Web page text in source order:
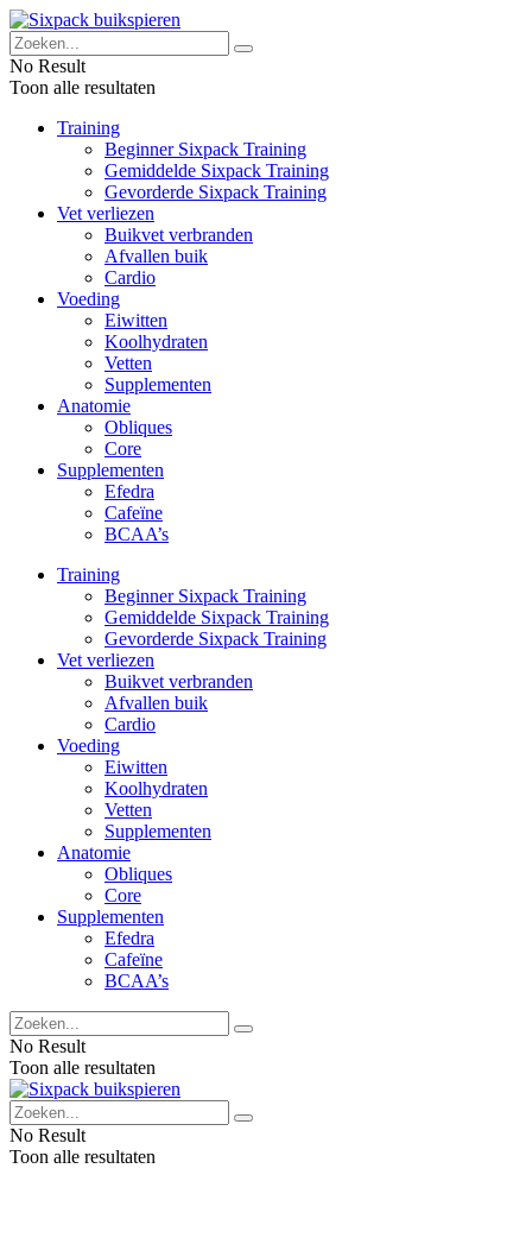
No Result
Toon alle resultaten
Training
Beginner Sixpack Training
Gemiddelde Sixpack Training
Gevorderde Sixpack Training
Vet verliezen
Buikvet verbranden
Afvallen buik
Cardio
Voeding
Eiwitten
Koolhydraten
Vetten
Supplementen
Anatomie
Obliques
Core
Supplementen
Efedra
Cafeïne
BCAA’s
Training
Beginner Sixpack Training
Gemiddelde Sixpack Training
Gevorderde Sixpack Training
Vet verliezen
Buikvet verbranden
Afvallen buik
Cardio
Voeding
Eiwitten
Koolhydraten
Vetten
Supplementen
Anatomie
Obliques
Core
Supplementen
Efedra
Cafeïne
BCAA’s
No Result
Toon alle resultaten
No Result
Toon alle resultaten